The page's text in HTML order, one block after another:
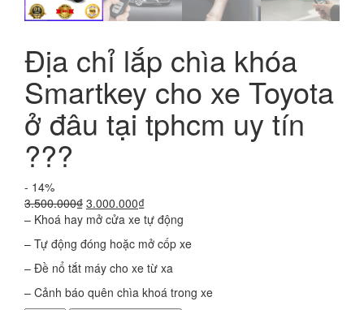
Địa chỉ lắp chìa khóa
Smartkey cho xe Toyota
ở đâu tại tphcm uy tín
???
- 14%
3.500.000₫ Giá
gốc
3.500.000₫.
3.000.000₫Giá
hiện
tại
là:
3.000.000₫.
– Khoá hay mở cửa xe tự động
– Tự động đóng hoặc mở cốp xe
– Đề nổ tắt máy cho xe từ xa
– Cảnh báo quên chìa khoá trong xe